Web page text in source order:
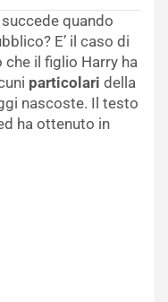
quando
E’ il caso di
il figlio Harry ha
particolari della
nascoste. Il testo
ha ottenuto in